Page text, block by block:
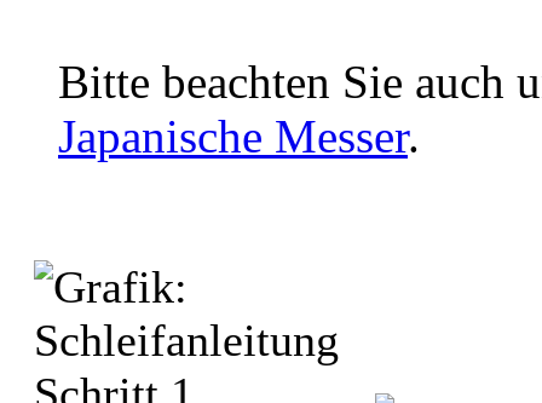
Bitte beachten Sie auch
Japanische Messer.